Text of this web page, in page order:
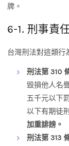
牌。
6-1. 刑事責
台灣刑法對這類行
刑法第 310
毀損他人名
五千元以下
以下有期徒
加重誹謗。
刑法第 313